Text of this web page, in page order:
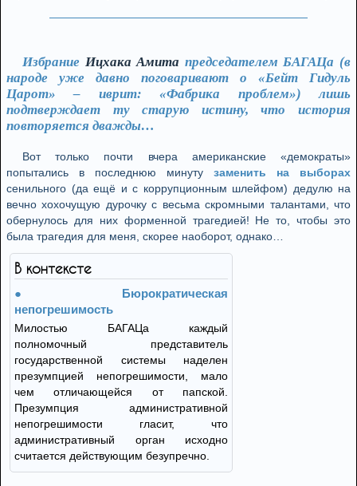
Избрание Ицхака Амита председателем БАГАЦа (в
народе уже давно поговаривают о «Бейт Гидуль
Царот» – иврит: «Фабрика проблем») лишь
подтверждает ту старую истину, что история
повторяется дважды…
Вот только почти вчера американские «демократы»
попытались в последнюю минуту заменить на выборах
сенильного (да ещё и с коррупционным шлейфом) дедулю на
вечно хохочущую дурочку с весьма скромными талантами, что
обернулось для них форменной трагедией! Не то, чтобы это
была трагедия для меня, скорее наоборот, однако…
В контексте
Бюрократическая
непогрешимость
Милостью БАГАЦа каждый
полномочный представитель
государственной системы наделен
презумпцией непогрешимости, мало
чем отличающейся от папской.
Презумпция административной
непогрешимости гласит, что
административный орган исходно
считается действующим безупречно.